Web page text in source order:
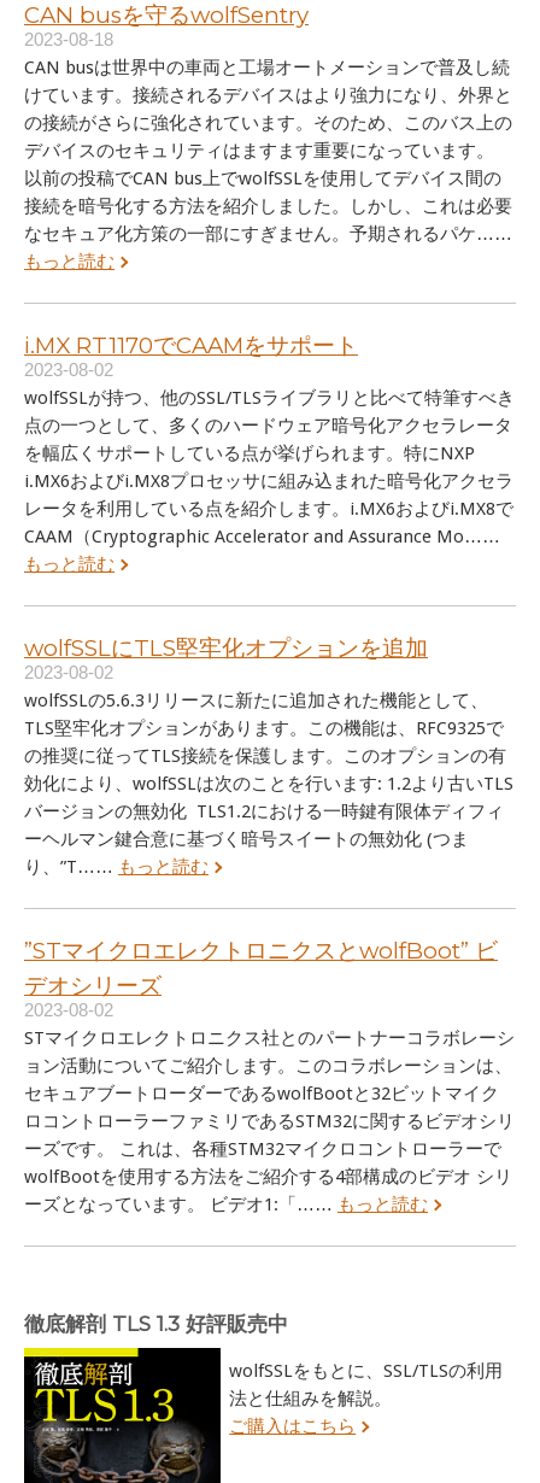
CAN busを守るwolfSentry
2023-08-18
CAN busは世界中の車両と工場オートメーションで普及し続
けています。接続されるデバイスはより強力になり、外界と
の接続がさらに強化されています。そのため、このバス上の
デバイスのセキュリティはますます重要になっています。
以前の投稿でCAN bus上でwolfSSLを使用してデバイス間の
接続を暗号化する方法を紹介しました。しかし、これは必要
なセキュア化方策の一部にすぎません。予期されるパケ……
もっと読む
i.MX RT1170でCAAMをサポート
2023-08-02
wolfSSLが持つ、他のSSL/TLSライブラリと比べて特筆すべき
点の一つとして、多くのハードウェア暗号化アクセラレータ
を幅広くサポートしている点が挙げられます。特にNXP
i.MX6およびi.MX8プロセッサに組み込まれた暗号化アクセラ
レータを利用している点を紹介します。i.MX6およびi.MX8で
CAAM（Cryptographic Accelerator and Assurance Mo……
もっと読む
wolfSSLにTLS堅牢化オプションを追加
2023-08-02
wolfSSLの5.6.3リリースに新たに追加された機能として、
TLS堅牢化オプションがあります。この機能は、RFC9325で
の推奨に従ってTLS接続を保護します。このオプションの有
効化により、wolfSSLは次のことを行います: 1.2より古いTLS
バージョンの無効化 TLS1.2における一時鍵有限体ディフィ
ーヘルマン鍵合意に基づく暗号スイートの無効化 (つま
り、”T…… もっと読む
”STマイクロエレクトロニクスとwolfBoot” ビ
デオシリーズ
2023-08-02
STマイクロエレクトロニクス社とのパートナーコラボレーシ
ョン活動についてご紹介します。このコラボレーションは、
セキュアブートローダーであるwolfBootと32ビットマイク
ロコントローラーファミリであるSTM32に関するビデオシリ
ーズです。 これは、各種STM32マイクロコントローラーで
wolfBootを使用する方法をご紹介する4部構成のビデオ シリ
ーズとなっています。 ビデオ1:「…… もっと読む
徹底解剖 TLS 1.3 好評販売中
wolfSSLをもとに、SSL/TLSの利用
法と仕組みを解説。
ご購入はこちら